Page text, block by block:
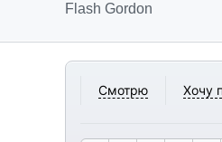
Flash Gordon
Смотрю Хочу